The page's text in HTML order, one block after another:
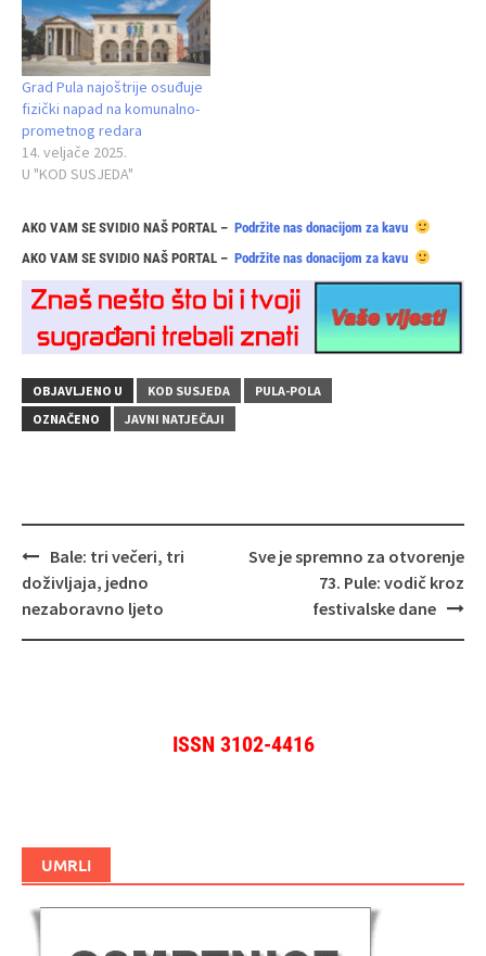
Grad Pula najoštrije osuđuje
fizički napad na komunalno-
prometnog redara
14. veljače 2025.
U "KOD SUSJEDA"
AKO VAM SE SVIDIO NAŠ PORTAL – Podržite nas donacijom za kavu
AKO VAM SE SVIDIO NAŠ PORTAL – Podržite nas donacijom za kavu
OBJAVLJENO U KOD SUSJEDA
PULA-POLA
OZNAČENO
JAVNI NATJEČAJI
Navigacija
objava
Bale: tri večeri, tri
doživljaja, jedno
nezaboravno ljeto
Sve je spremno za otvorenje
73. Pule: vodič kroz
festivalske dane
ISSN 3102-4416
UMRLI